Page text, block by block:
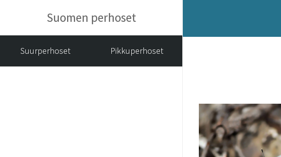
Suomen perhoset
Suurperhoset Pikkuperhoset